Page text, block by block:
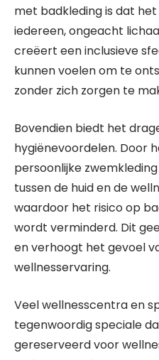
met badkleding is dat
iedereen, ongeacht
creëert een inclusieve
kunnen voelen om te
zonder zich zorgen te
Bovendien biedt het
hygiënevoordelen. Door
persoonlijke
tussen de huid en de
waardoor het risico op
wordt verminderd. Dit
en verhoogt het gevoel
wellnesservaring.
Veel wellnesscentra en
tegenwoordig speciale
gereserveerd voor